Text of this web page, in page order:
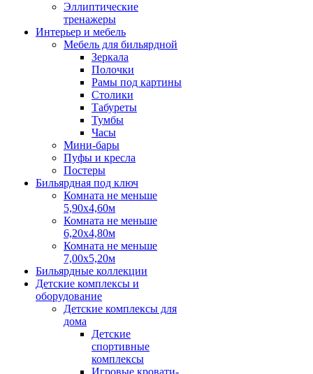
Эллиптические
тренажеры
Интерьер и мебель
Мебель для бильярдной
Зеркала
Полочки
Рамы под картины
Столики
Табуреты
Тумбы
Часы
Мини-бары
Пуфы и кресла
Постеры
Бильярдная под ключ
Комната не меньше
5,90х4,60м
Комната не меньше
6,20х4,80м
Комната не меньше
7,00х5,20м
Бильярдные коллекции
Детские комплексы и
оборудование
Детские комплексы для
дома
Детские
спортивные
комплексы
Игровые кровати-